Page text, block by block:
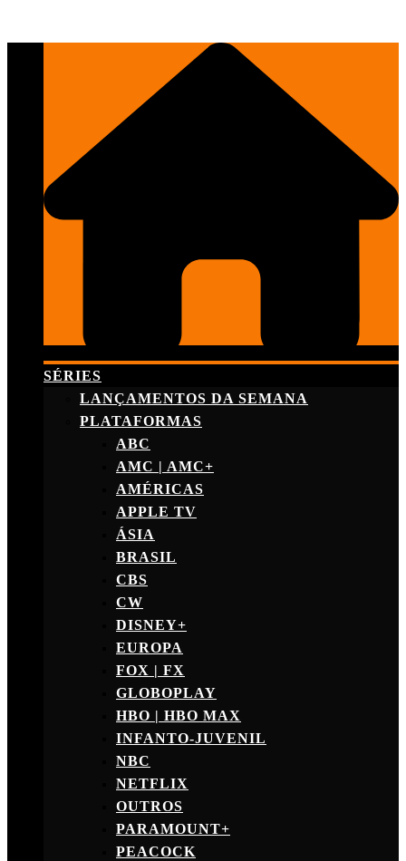
SÉRIES
LANÇAMENTOS DA SEMANA
PLATAFORMAS
ABC
AMC | AMC+
AMÉRICAS
APPLE TV
ÁSIA
BRASIL
CBS
CW
DISNEY+
EUROPA
FOX | FX
GLOBOPLAY
HBO | HBO MAX
INFANTO-JUVENIL
NBC
NETFLIX
OUTROS
PARAMOUNT+
PEACOCK